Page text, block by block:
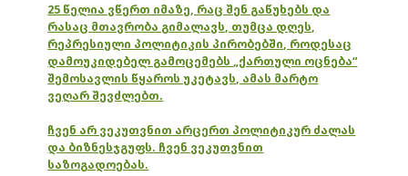
25 წელია ვწერთ იმაზე, რაც შენ გაწუხებს და
რასაც მთავრობა გიმალავს, თუმცა დღეს,
რეპრესიული პოლიტიკის პირობებში, როდესაც
დამოუკიდებელ გამოცემებს „ქართული ოცნება“
შემოსავლის წყაროს უკეტავს, ამას მარტო
ვეღარ შევძლებთ.
ჩვენ არ ვეკუთვნით არცერთ პოლიტიკურ ძალას
და ბიზნესჯგუფს. ჩვენ ვეკუთვნით
საზოგადოებას.